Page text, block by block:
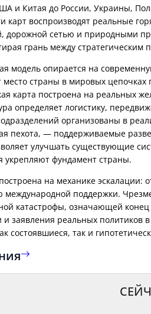
и Китая до России, Украины,
карт воспроизводят реальные
дорожной сетью и природными
модель опирается на
место страны в мировых
карта построена на реальных
определяет логистику,
организованы в
пехота, — поддерживаемые
улучшать существующие
на механике эскалации:
международной поддержки.
катастрофы, означающей
и заявления реальных политиков
состоявшиеся, так и